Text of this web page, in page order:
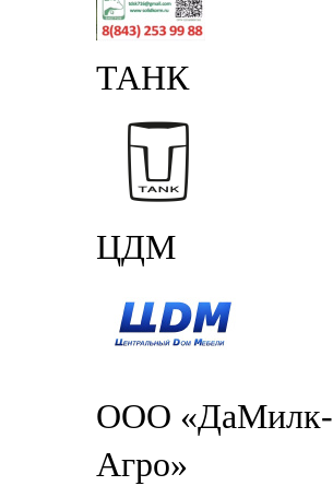
ТАНК
ЦДМ
ООО «ДаМилк-
Агро»